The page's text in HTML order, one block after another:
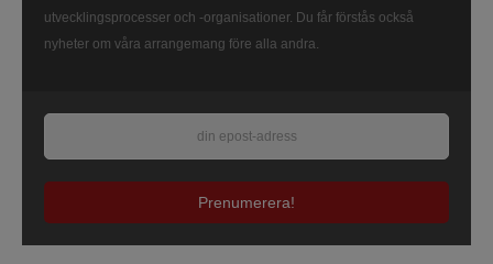
utvecklingsprocesser och -organisationer. Du får förstås också
nyheter om våra arrangemang före alla andra.
Prenumerera!